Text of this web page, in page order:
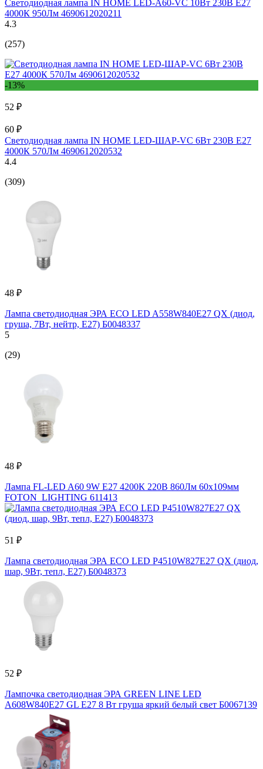
Светодиодная лампа IN HOME LED-A60-VC 10Вт 230В Е27
4000К 950Лм 4690612020211
4.3
(257)
-13%
52 ₽
60 ₽
Светодиодная лампа IN HOME LED-ШАР-VC 6Вт 230В Е27
4000К 570Лм 4690612020532
4.4
(309)
48 ₽
Лампа светодиодная ЭРА ECO LED A558W840E27 QX (диод,
груша, 7Вт, нейтр, E27) Б0048337
5
(29)
48 ₽
Лампа FL-LED A60 9W E27 4200К 220В 860Лм 60x109мм
FOTON_LIGHTING 611413
51 ₽
Лампа светодиодная ЭРА ECO LED P4510W827E27 QX (диод,
шар, 9Вт, тепл, E27) Б0048373
52 ₽
Лампочка светодиодная ЭРА GREEN LINE LED
A608W840E27 GL E27 8 Вт груша яркий белый свет Б0067139